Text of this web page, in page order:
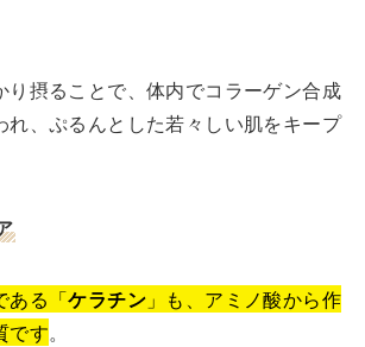
り摂ることで、体内でコラーゲン合成
れ、ぷるんとした若々しい肌をキープ
ある「ケラチン」も、アミノ酸から作
です。